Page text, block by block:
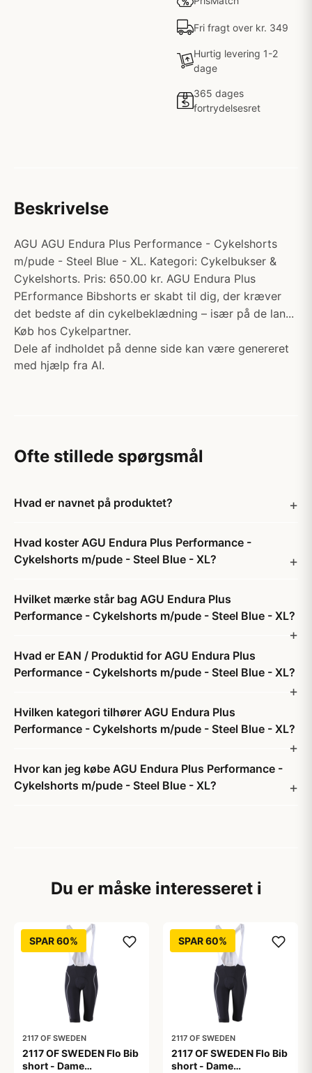
Fri fragt over kr. 349
Hurtig levering 1-2
dage
365 dages
fortrydelsesret
Beskrivelse
AGU AGU Endura Plus Performance - Cykelshorts
m/pude - Steel Blue - XL. Kategori: Cykelbukser &
Cykelshorts. Pris: 650.00 kr. AGU Endura Plus
PErformance Bibshorts er skabt til dig, der kræver
det bedste af din cykelbeklædning – især på de lan...
Køb hos Cykelpartner.
Dele af indholdet på denne side kan være genereret
med hjælp fra AI.
Ofte stillede spørgsmål
Hvad er navnet på produktet?
Hvad koster AGU Endura Plus Performance -
Cykelshorts m/pude - Steel Blue - XL?
Hvilket mærke står bag AGU Endura Plus
Performance - Cykelshorts m/pude - Steel Blue - XL?
Hvad er EAN / Produktid for AGU Endura Plus
Performance - Cykelshorts m/pude - Steel Blue - XL?
Hvilken kategori tilhører AGU Endura Plus
Performance - Cykelshorts m/pude - Steel Blue - XL?
Hvor kan jeg købe AGU Endura Plus Performance -
Cykelshorts m/pude - Steel Blue - XL?
Du er måske interesseret i
SPAR 60%
2117 OF SWEDEN
2117 OF SWEDEN Flo Bib
short - Dame
SPAR 60%
2117 OF SWEDEN
2117 OF SWEDEN Flo Bib
short - Dame